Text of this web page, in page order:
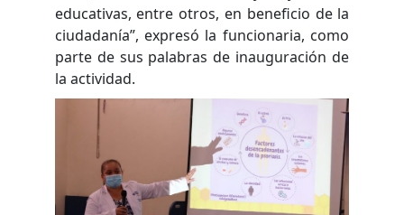
educativas, entre otros, en beneficio de la
ciudadanía”, expresó la funcionaria, como
parte de sus palabras de inauguración de
la actividad.